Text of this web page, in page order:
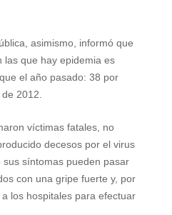
asimismo, informó que
las que hay epidemia es
el año pasado: 38 por
2012.
víctimas fatales, no
decesos por el virus
sus síntomas pueden pasar
con una gripe fuerte y, por
los hospitales para efectuar